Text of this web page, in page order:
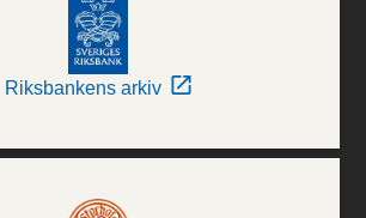
Riksbankens arkiv